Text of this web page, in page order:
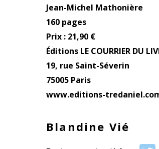
Jean-Michel Mathonière
160 pages
Prix : 21,90 €
Éditions LE COURRIER DU
19, rue Saint-Séverin
75005 Paris
www.editions-
Blandine Vié